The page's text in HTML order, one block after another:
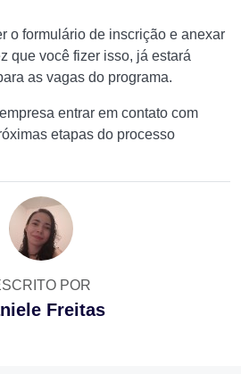
o formulário de inscrição e anexar
que você fizer isso, já estará
as vagas do programa.
entrar em contato com
etapas do processo
POR
Freitas